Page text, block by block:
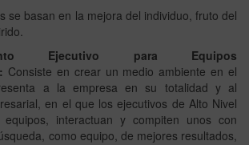
se basan en la mejora del individuo, fruto del
Ejecutivo para Equipos
Consiste en crear un medio ambiente en el
a la empresa en su totalidad y al
en el que los ejecutivos de Alto Nivel
equipos, interactuan y compiten unos con
como equipo, de mejores resultados,